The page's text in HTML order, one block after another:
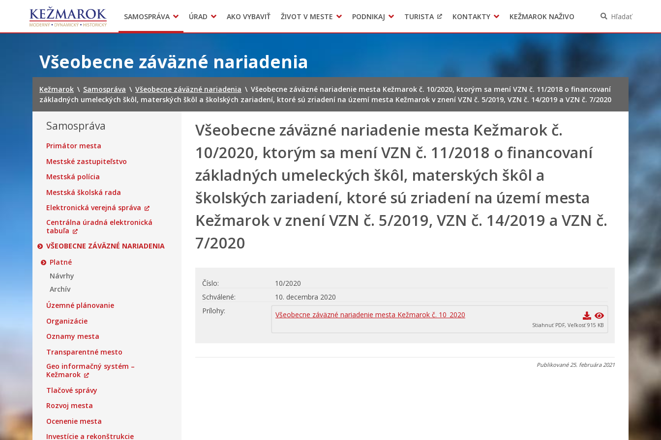
SAMOSPRÁVA
Mestská polícia
Geo informačný systém – Kežmarok
ÚRAD
Sekcie úradu
Oznamovanie podozrení z podvodov
AKO VYBAVIŤ ŽIVOT V MESTE
Triedený zber – NATUR – PACK
PODNIKAJ TURISTA KONTAKTY KEŽMAROK NAŽIVO Hľadať
Všeobecne záväzné nariadenia
Kežmarok \ Samospráva \ Všeobecne záväzné nariadenia \ Všeobecne záväzné nariadenie mesta Kežmarok č. 10/2020, ktorým sa mení VZN č. 11/2018 o financovaní
základných umeleckých škôl, materských škôl a školských zariadení, ktoré sú zriadení na území mesta Kežmarok v znení VZN č. 5/2019, VZN č. 14/2019 a VZN č. 7/2020
Samospráva
Primátor mesta
Mestské zastupiteľstvo
Mestská polícia
Mestská školská rada
Elektronická verejná správa
Centrálna úradná elektronická
tabuľa
VŠEOBECNE ZÁVÄZNÉ NARIADENIA
Platné
Návrhy
Archív
Územné plánovanie
Organizácie
Oznamy mesta
Transparentné mesto
Geo informačný systém –
Kežmarok
Tlačové správy
Rozvoj mesta
Ocenenie mesta
Investície a rekonštrukcie
Všeobecne záväzné nariadenie mesta Kežmarok č.
10/2020, ktorým sa mení VZN č. 11/2018 o financovaní
základných umeleckých škôl, materských škôl a
školských zariadení, ktoré sú zriadení na území mesta
Kežmarok v znení VZN č. 5/2019, VZN č. 14/2019 a VZN č.
7/2020
Číslo
10/2020
Schválené
10. decembra 2020
Prílohy
Všeobecne záväzné nariadenie mesta Kežmarok č. 10_2020
Stiahnuť PDF, Veľkosť 915 KB
Publikované25. februára 2021